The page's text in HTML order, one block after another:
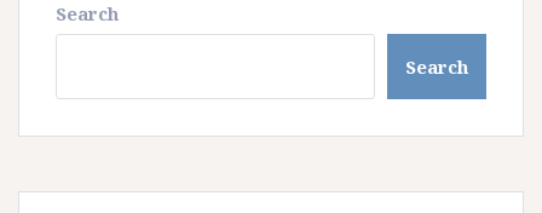
Search
Search